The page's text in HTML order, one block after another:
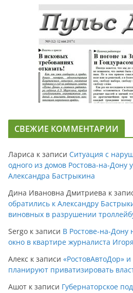
СВЕЖИЕ КОММЕНТАРИИ
Лариса к записи Ситуация с
одного из домов Ростова-на-Дону
Александра Бастрыкина
Дина Ивановна Дмитриева к
обратились к Александру
виновных в разрушении
Sergo к записи В Ростове-на-Дону
окно в квартире журналиста
Алекс к записи «РостовАвтоДор»
планируют приватизировать
Ашот к записи Губернаторское